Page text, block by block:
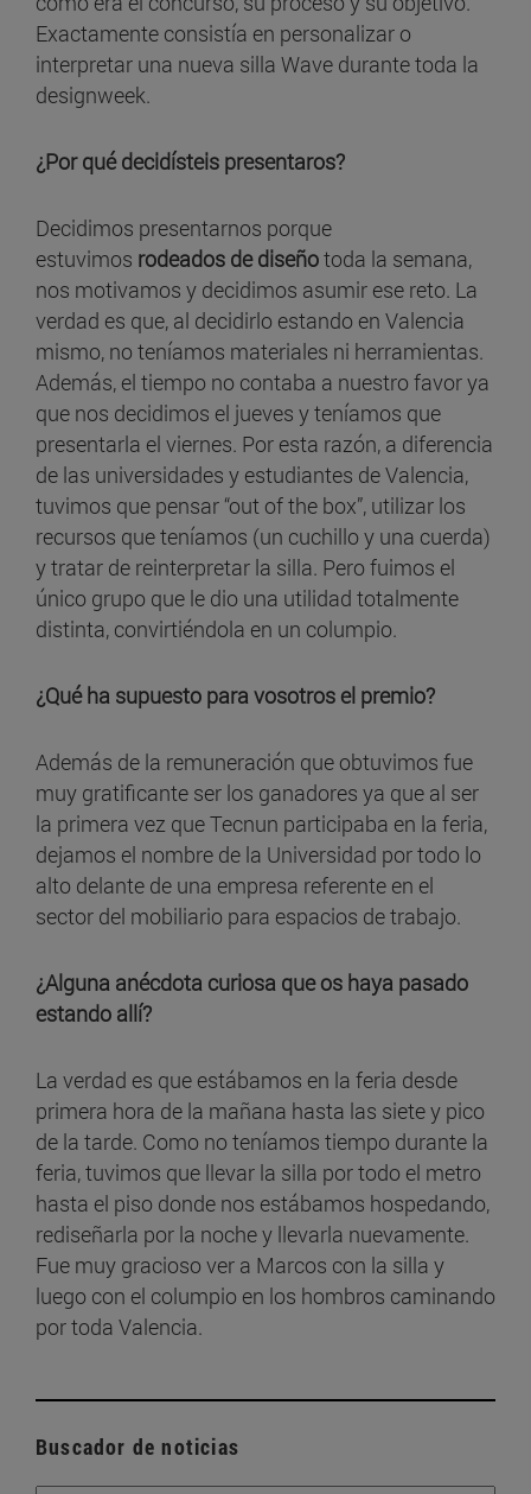
Exactamente consistía en personalizar o
interpretar una nueva silla Wave durante toda la
designweek.
¿Por qué decidísteis presentaros?
Decidimos presentarnos porque
estuvimos rodeados de diseñotoda la semana,
nos motivamos y decidimos asumir ese reto. La
verdad es que, al decidirlo estando en Valencia
mismo, no teníamos materiales ni herramientas.
Además, el tiempo no contaba a nuestro favor ya
que nos decidimos el jueves y teníamos que
presentarla el viernes. Por esta razón, a diferencia
de las universidades y estudiantes de Valencia,
tuvimos que pensar “out of the box”, utilizar los
recursos que teníamos (un cuchillo y una cuerda)
y tratar de reinterpretar la silla. Pero fuimos el
único grupo que le dio una utilidad totalmente
distinta, convirtiéndola en un columpio.
¿Qué ha supuesto para vosotros el premio?
Además de la remuneración que obtuvimos fue
muy gratificante ser los ganadores ya que al ser
la primera vez que Tecnun participaba en la feria,
dejamos el nombre de la Universidad por todo lo
alto delante de una empresa referente en el
sector del mobiliario para espacios de trabajo.
¿Alguna anécdota curiosa que os haya pasado
estando allí?
La verdad es que estábamos en la feria desde
primera hora de la mañana hasta las siete y pico
de la tarde. Como no teníamos tiempo durante la
feria, tuvimos que llevar la silla por todo el metro
hasta el piso donde nos estábamos hospedando,
rediseñarla por la noche y llevarla nuevamente.
Fue muy gracioso ver a Marcos con la silla y
luego con el columpio en los hombros caminando
por toda Valencia.
Buscador de noticias